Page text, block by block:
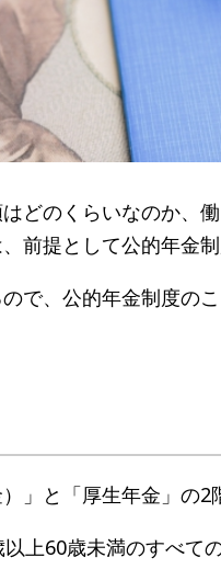
どのくらいなのか、
前提として公的年金
で、公的年金制度の
」と「厚生年金」の2
上60歳未満のすべて